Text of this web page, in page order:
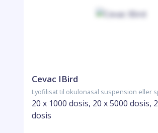
Cevac IBird
Lyofilisat til okulonasal suspension eller
20 x 1000 dosis, 20 x 5000 dosis,
dosis